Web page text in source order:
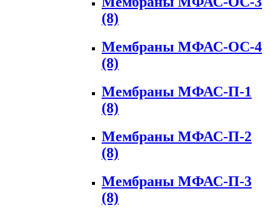
(8)
Мембраны МФАС-ОС-4
(8)
Мембраны МФАС-П-1
(8)
Мембраны МФАС-П-2
(8)
Мембраны МФАС-П-3
(8)